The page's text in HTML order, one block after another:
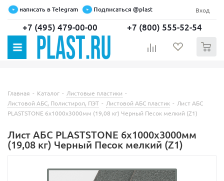
написать в Telegram Подписаться @plast Вход
+7 (495) 479-00-00 +7 (800) 555-52-54
Главная - Каталог - Листовые пластики -
Листовой АБС, Полистирол, ПЭТ - Листовой АБС пластик - Лист АБС
PLASTSTONE 6х1000х3000мм (19,08 кг) Черный Песок мелкий (Z1)
Лист АБС PLASTSTONE 6х1000х3000мм
(19,08 кг) Черный Песок мелкий (Z1)